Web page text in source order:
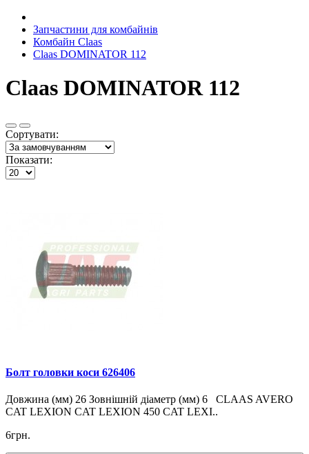
Запчастини для комбайнів
Комбайн Claas
Claas DOMINATOR 112
Claas DOMINATOR 112
Сортувати:
Показати:
Болт головки коси 626406
Довжина (мм) 26 Зовнішній діаметр (мм) 6 CLAAS AVERO
CAT LEXION CAT LEXION 450 CAT LEXI..
6грн.